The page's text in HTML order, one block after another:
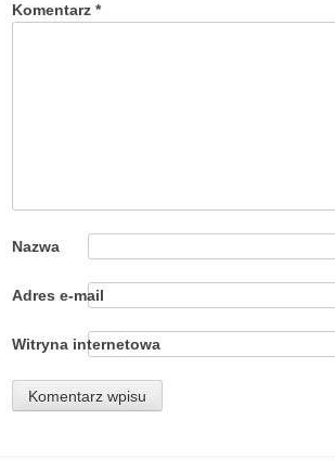
Komentarz *
Nazwa
Adres e-mail
Witryna internetowa